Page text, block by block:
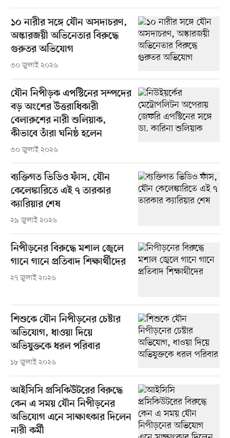
১০ নারীর সঙ্গে যৌন অসদাচরণ,
অস্কারজয়ী অভিনেতার বিরুদ্ধে
গুরুতর অভিযোগ
৩০ জুলাই ২০২৬
যৌন নিপীড়ক এপস্টিনের সম্পদের
বড় অংশের উত্তরাধিকারী
বেলারুশের নারী শুলিয়াক,
কীভাবে তাঁরা ঘনিষ্ঠ হলেন
৩০ জুলাই ২০২৬
ব্যক্তিগত ভিডিও ফাঁস, যৌন
কেলেঙ্কারিতে এই ৭ তারকার
ক্যারিয়ার শেষ
২৯ জুলাই ২০২৬
নিপীড়নের বিরুদ্ধে মশাল জ্বেলে
গানে গানে প্রতিবাদ শিক্ষার্থীদের
২৭ জুলাই ২০২৬
শিশুকে যৌন নিপীড়নের চেষ্টার
অভিযোগ, ধাওয়া দিয়ে
অভিযুক্তকে ধরল পরিবার
১৮ জুলাই ২০২৬
আইসিসি প্রসিকিউটরের বিরুদ্ধে
কেন এ সময় যৌন নিপীড়নের
অভিযোগ এনে সাক্ষাৎকার দিলেন
নারী কর্মী